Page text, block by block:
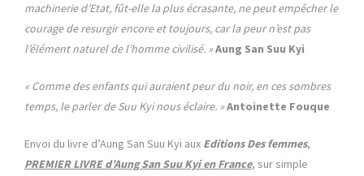
machinerie d’Etat, fût-elle la plus écrasante, ne peut empêcher le
courage de resurgir encore et toujours, car la peur n’est pas
l’élément naturel de l’homme civilisé. »Aung San Suu Kyi
« Comme des enfants qui auraient peur du noir, en ces sombres
temps, le parler de Suu Kyi nous éclaire. »Antoinette Fouque
Envoi du livre d’Aung San Suu Kyi aux Editions Des femmes,
PREMIER LIVRE d’Aung San Suu Kyi en France, sur simple